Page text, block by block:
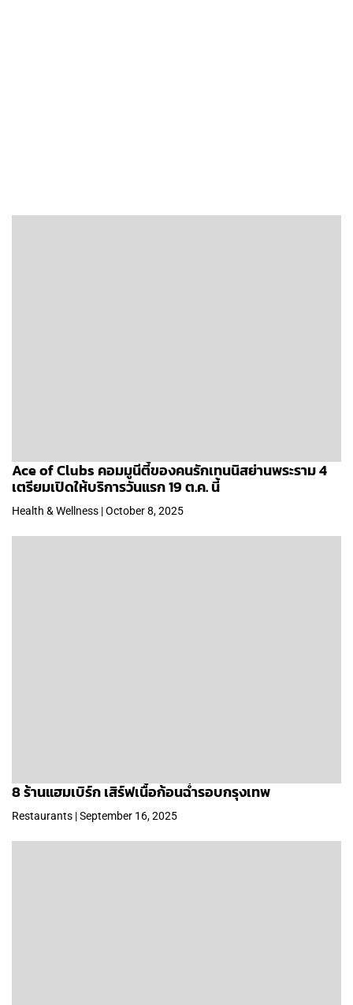
Ace of Clubs คอมมูนีตี้ของคนรักเทนนิสย่านพระราม 4
เตรียมเปิดให้บริการวันแรก 19 ต.ค. นี้
Health & Wellness | October 8, 2025
8 ร้านแฮมเบิร์ก เสิร์ฟเนื้อก้อนฉ่ำรอบกรุงเทพ
Restaurants | September 16, 2025